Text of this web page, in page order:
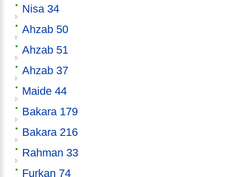
Nisa 34
Ahzab 50
Ahzab 51
Ahzab 37
Maide 44
Bakara 179
Bakara 216
Rahman 33
Furkan 74